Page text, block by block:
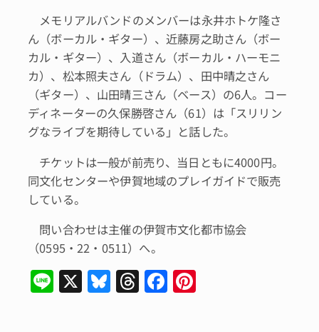
メモリアルバンドのメンバーは永井ホトケ隆さ
ん（ボーカル・ギター）、近藤房之助さん（ボー
カル・ギター）、入道さん（ボーカル・ハーモニ
カ）、松本照夫さん（ドラム）、田中晴之さん
（ギター）、山田晴三さん（ベース）の6人。コー
ディネーターの久保勝啓さん（61）は「スリリン
グなライブを期待している」と話した。
チケットは一般が前売り、当日ともに4000円。
同文化センターや伊賀地域のプレイガイドで販売
している。
問い合わせは主催の伊賀市文化都市協会
（0595・22・0511）へ。
Li
n
X Bl
u
T
hr
F
a